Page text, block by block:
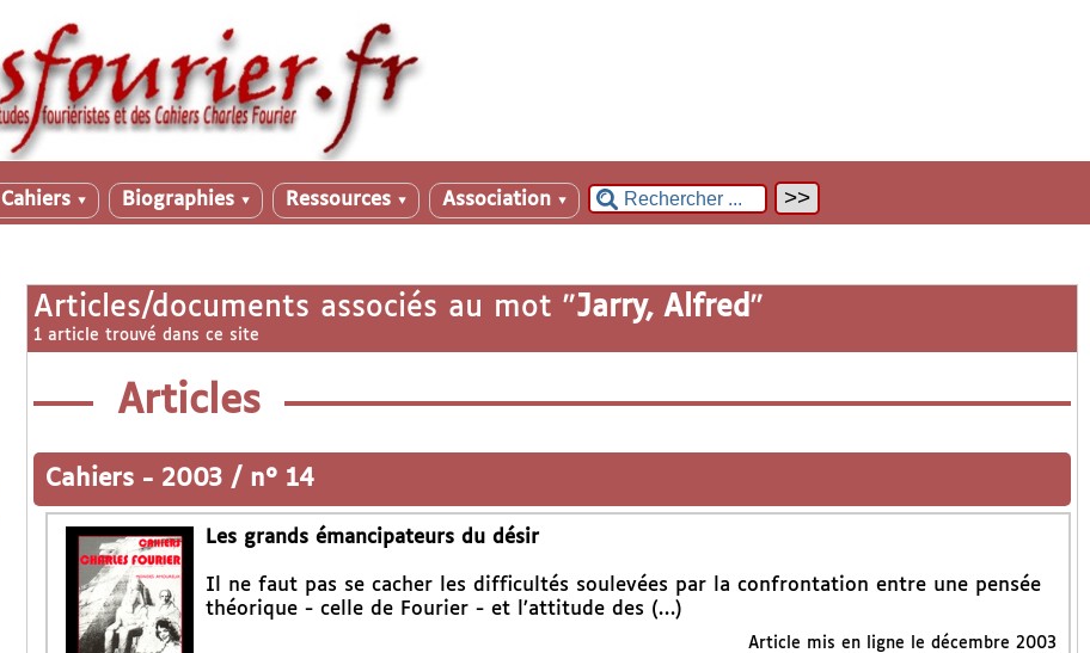
Cahiers ▼ Biographies ▼ Ressources ▼ Association ▼
Articles/documents associés au mot "Jarry, Alfred "
1 article trouvé dans ce site
Articles
Cahiers - 2003 / n° 14
Les grands émancipateurs du désir
Il ne faut pas se cacher les difficultés soulevées par la confrontation entre une pensée
théorique - celle de Fourier - et l’attitude des (…)
Article mis en ligne le décembre 2003